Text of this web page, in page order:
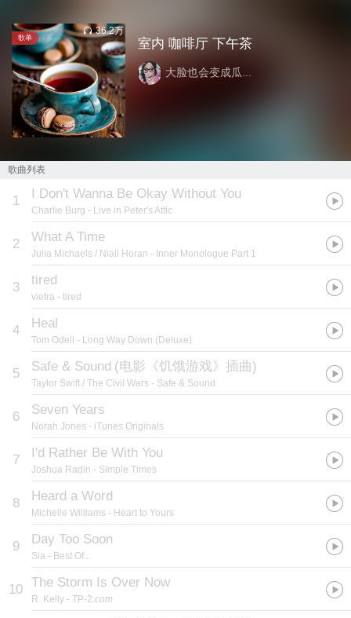
歌单
36.2万
室内 咖啡厅 下午茶
大脸也会变成瓜...
歌曲列表
1 I Don't Wanna Be Okay Without You
Charlie Burg - Live in Peter's Attic
2 What A Time
Julia Michaels / Niall Horan - Inner Monologue Part 1
3 tired
vietra - tired
4 Heal
Tom Odell - Long Way Down (Deluxe)
5 Safe & Sound (电影《饥饿游戏》插曲)
Taylor Swift / The Civil Wars - Safe & Sound
6 Seven Years
Norah Jones - iTunes Originals
7 I'd Rather Be With You
Joshua Radin - Simple Times
8 Heard a Word
Michelle Williams - Heart to Yours
9 Day Too Soon
Sia - Best Of...
10 The Storm Is Over Now
R. Kelly - TP-2.com